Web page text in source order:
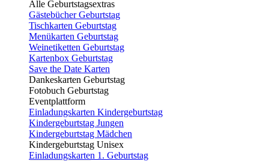
Alle Geburtstagsextras
Gästebücher Geburtstag
Tischkarten Geburtstag
Menükarten Geburtstag
Weinetiketten Geburtstag
Kartenbox Geburtstag
Save the Date Karten
Dankeskarten Geburtstag
Fotobuch Geburtstag
Eventplattform
Einladungskarten Kindergeburtstag
Kindergeburtstag Jungen
Kindergeburtstag Mädchen
Kindergeburtstag Unisex
Einladungskarten 1. Geburtstag